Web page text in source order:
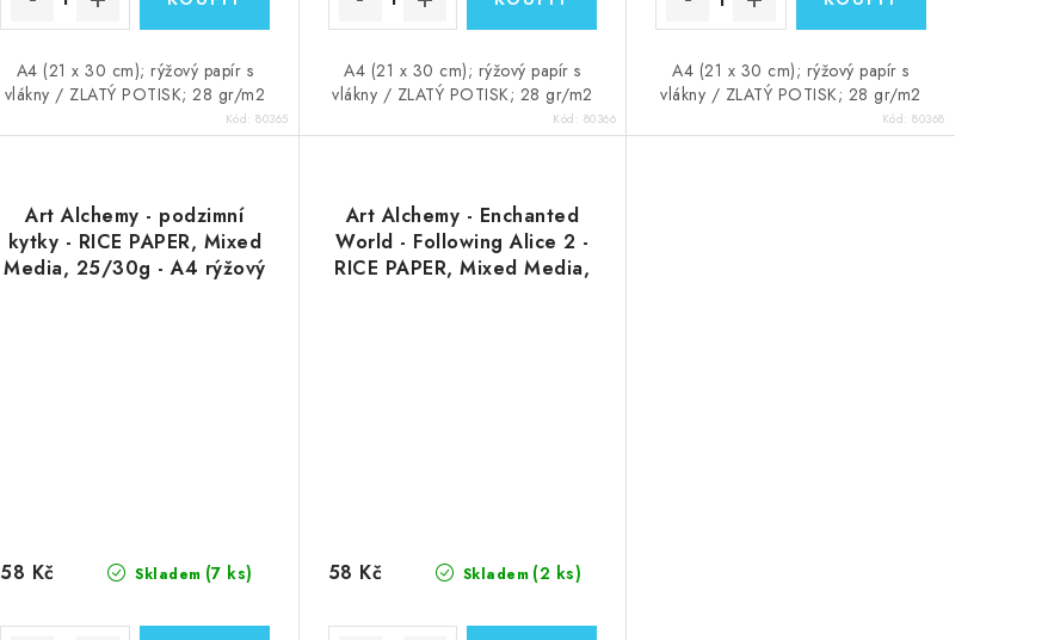
A4 (21 x 30 cm); rýžový papír s
vlákny / ZLATÝ POTISK; 28 gr/m2
Kód:80365
A4 (21 x 30 cm); rýžový papír s
vlákny / ZLATÝ POTISK; 28 gr/m2
Kód: 80366
A4 (21 x 30 cm); rýžový papír s
vlákny / ZLATÝ POTISK; 28 gr/m2
Kód:80368
Art Alchemy - podzimní
kytky - RICE PAPER, Mixed
Media, 25/30g - A4 rýžový
Skladem (7 ks)
58 Kč
Art Alchemy - Enchanted
World - Following Alice 2 -
RICE PAPER, Mixed Media,
Skladem (2 ks)
58 Kč